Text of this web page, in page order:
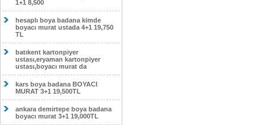
1+1 8,500
hesaplı boya badana kimde
boyacı murat ustada 4+1 19,750
TL
batıkent kartonpiyer
ustası,eryaman kartonpiyer
ustası,boyacı murat da
kars boya badana BOYACI
MURAT 3+1 19,500TL
ankara demirtepe boya badana
boyacı murat 3+1 19,000TL